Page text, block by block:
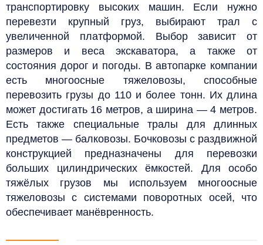
транспортировку высоких машин. Если нужно
перевезти крупный груз, выбирают трал с
увеличенной платформой. Выбор зависит от
размеров и веса экскаватора, а также от
состояния дорог и погоды. В автопарке компании
есть многоосные тяжеловозы, способные
перевозить грузы до 110 и более тонн. Их длина
может достигать 16 метров, а ширина — 4 метров.
Есть также специальные тралы для длинных
предметов — балковозы. Бочковозы с раздвижной
конструкцией предназначены для перевозки
больших цилиндрических ёмкостей. Для особо
тяжёлых грузов мы используем многоосные
тяжеловозы с системами поворотных осей, что
обеспечивает манёвренность.